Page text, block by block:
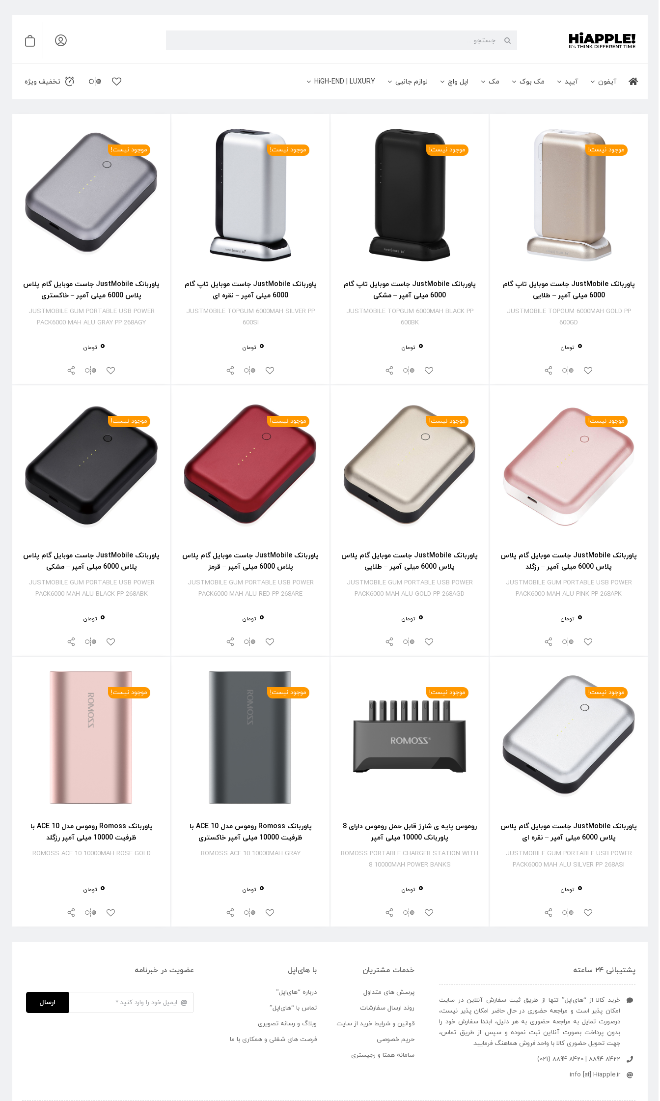
content
جستجو
آیفون آیپد مک بوک مک اپل واچ لوازم جانبی HiGH-END | LUXURY تخفیف ویژه
موجود نیست!
پاوربانک JustMobile جاست موبایل تاپ گام
6000 میلی آمپر – طلایی
JUSTMOBILE TOPGUM 6000MAH GOLD PP
600GD
0 تومان
موجود نیست!
پاوربانک JustMobile جاست موبایل تاپ گام
6000 میلی آمپر – مشکی
JUSTMOBILE TOPGUM 6000MAH BLACK PP
600BK
0 تومان
موجود نیست!
پاوربانک JustMobile جاست موبایل تاپ گام
6000 میلی آمپر – نقره ای
JUSTMOBILE TOPGUM 6000MAH SILVER PP
600SI
0 تومان
موجود نیست!
پاوربانک JustMobile جاست موبایل گام پلاس
پلاس 6000 میلی آمپر – خاکستری
JUSTMOBILE GUM PORTABLE USB POWER
PACK6000 MAH ALU GRAY PP 268AGY
0 تومان
موجود نیست!
پاوربانک JustMobile جاست موبایل گام پلاس
پلاس 6000 میلی آمپر – رزگلد
JUSTMOBILE GUM PORTABLE USB POWER
PACK6000 MAH ALU PINK PP 268APK
0 تومان
موجود نیست!
پاوربانک JustMobile جاست موبایل گام پلاس
پلاس 6000 میلی آمپر – طلایی
JUSTMOBILE GUM PORTABLE USB POWER
PACK6000 MAH ALU GOLD PP 268AGD
0 تومان
موجود نیست!
پاوربانک JustMobile جاست موبایل گام پلاس
پلاس 6000 میلی آمپر – قرمز
JUSTMOBILE GUM PORTABLE USB POWER
PACK6000 MAH ALU RED PP 268ARE
0 تومان
موجود نیست!
پاوربانک JustMobile جاست موبایل گام پلاس
پلاس 6000 میلی آمپر – مشکی
JUSTMOBILE GUM PORTABLE USB POWER
PACK6000 MAH ALU BLACK PP 268ABK
0 تومان
موجود نیست!
پاوربانک JustMobile جاست موبایل گام پلاس
پلاس 6000 میلی آمپر – نقره ای
JUSTMOBILE GUM PORTABLE USB POWER
PACK6000 MAH ALU SILVER PP 268ASI
0 تومان
موجود نیست!
روموس پایه ی شارژ قابل حمل روموس دارای 8
پاوربانک 10000 میلی آمپر
ROMOSS PORTABLE CHARGER STATION WITH
8 10000MAH POWER BANKS
0 تومان
موجود نیست!
پاوربانک Romoss روموس مدل ACE 10 با
ظرفیت 10000 میلی آمپر خاکستری
ROMOSS ACE 10 10000MAH GRAY
0 تومان
موجود نیست!
پاوربانک Romoss روموس مدل ACE 10 با
ظرفیت 10000 میلی آمپر رزگلد
ROMOSS ACE 10 10000MAH ROSE GOLD
0 تومان
پشتیبانی 24 ساعته
خرید کالا از “های‌اپل” تنها از طریق ثبت سفارش آنلاین در سایت
امکان پذیر است و مراجعه حضوری در حال حاضر امکان پذیر نیست،
درصورت تمایل به مراجعه حضوری به هر دلیل، ابتدا سفارش خود را
بدون پرداخت بصورت آنلاین ثبت نموده و سپس از طریق تماس،
جهت تحویل حضوری کالا با واحد فروش هماهنگ فرمایید.
8422 8894 | 8420 8894 (021)
info [at] Hiapple.ir
خدمات مشتریان
پرسش های متداول
روند ارسال سفارشات
قوانین و شرایط خرید از سایت
حریم خصوصی
سامانه همتا و رجیستری
با های‌اپل
درباره “های‌اپل”
تماس با “های‌اپل”
وبلاگ و رسانه تصویری
فرصت های شغلی و همکاری با ما
عضویت در خبرنامه
ارسال